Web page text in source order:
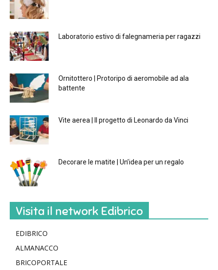
Laboratorio estivo di falegnameria per ragazzi
Ornitottero | Protoripo di aeromobile ad ala
battente
Vite aerea | Il progetto di Leonardo da Vinci
Decorare le matite | Un’idea per un regalo
Visita il network Edibrico
EDIBRICO
ALMANACCO
BRICOPORTALE